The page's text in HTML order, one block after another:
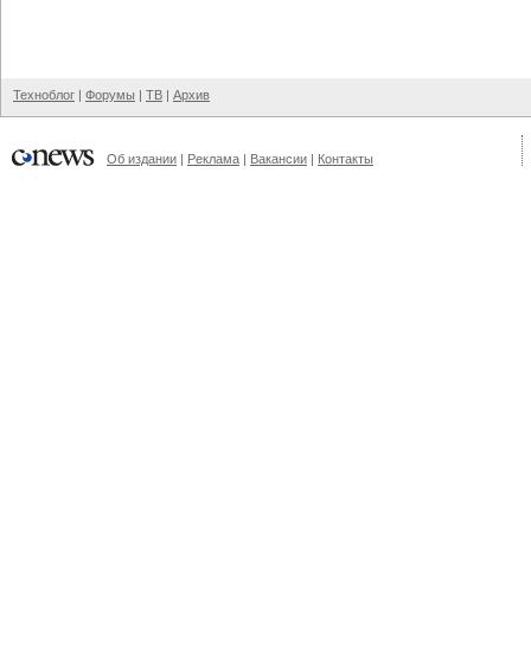
Техноблог | Форумы | ТВ | Архив
Об издании | Реклама | Вакансии | Контакты